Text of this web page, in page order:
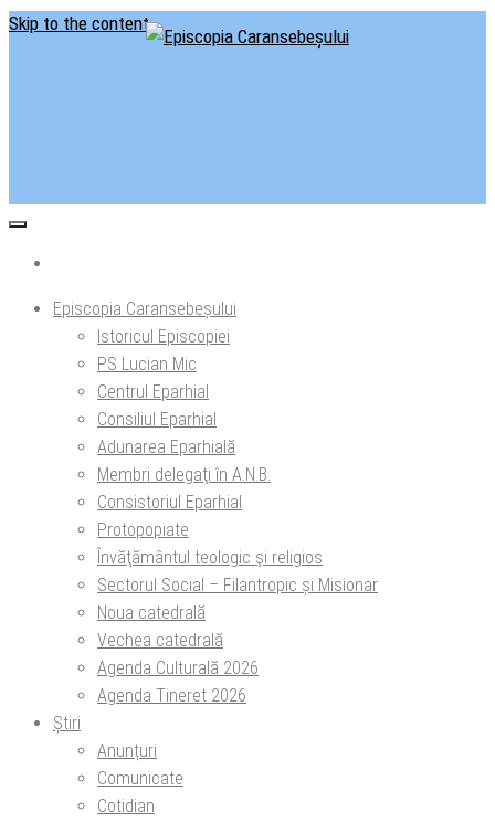
Skip to the content
Episcopia Caransebeșului
Istoricul Episcopiei
PS Lucian Mic
Centrul Eparhial
Consiliul Eparhial
Adunarea Eparhială
Membri delegaţi în A.N.B.
Consistoriul Eparhial
Protopopiate
Învăţământul teologic şi religios
Sectorul Social – Filantropic și Misionar
Noua catedrală
Vechea catedrală
Agenda Culturală 2026
Agenda Tineret 2026
Știri
Anunțuri
Comunicate
Cotidian